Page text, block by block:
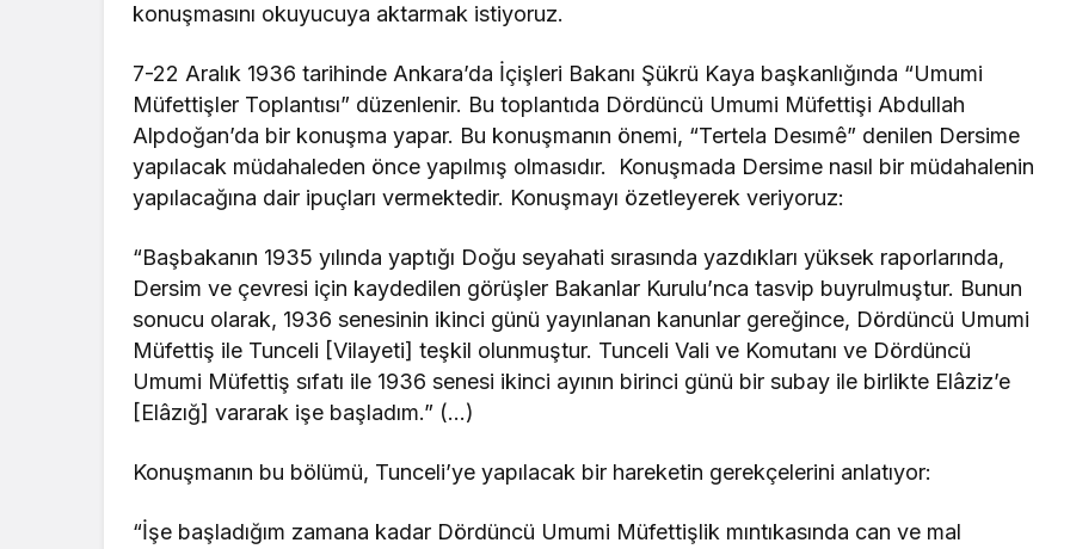
konuşmasını okuyucuya aktarmak istiyoruz.
7-22 Aralık 1936 tarihinde Ankara’da İçişleri Bakanı Şükrü Kaya başkanlığında “Umumi
Müfettişler Toplantısı” düzenlenir. Bu toplantıda Dördüncü Umumi Müfettişi Abdullah
Alpdoğan’da bir konuşma yapar. Bu konuşmanın önemi, “Tertela Desımê” denilen Dersime
yapılacak müdahaleden önce yapılmış olmasıdır. Konuşmada Dersime nasıl bir müdahalenin
yapılacağına dair ipuçları vermektedir. Konuşmayı özetleyerek veriyoruz:
“Başbakanın 1935 yılında yaptığı Doğu seyahati sırasında yazdıkları yüksek raporlarında,
Dersim ve çevresi için kaydedilen görüşler Bakanlar Kurulu’nca tasvip buyrulmuştur. Bunun
sonucu olarak, 1936 senesinin ikinci günü yayınlanan kanunlar gereğince, Dördüncü Umumi
Müfettiş ile Tunceli [Vilayeti] teşkil olunmuştur. Tunceli Vali ve Komutanı ve Dördüncü
Umumi Müfettiş sıfatı ile 1936 senesi ikinci ayının birinci günü bir subay ile birlikte Elâziz’e
[Elâzığ] vararak işe başladım.” (…)
Konuşmanın bu bölümü, Tunceli’ye yapılacak bir hareketin gerekçelerini anlatıyor:
“İşe başladığım zamana kadar Dördüncü Umumi Müfettişlik mıntıkasında can ve mal